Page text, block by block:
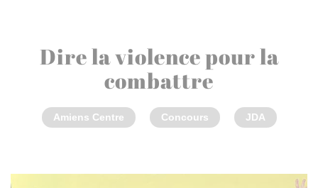
Dire la violence pour la
combattre
Amiens Centre Concours JDA